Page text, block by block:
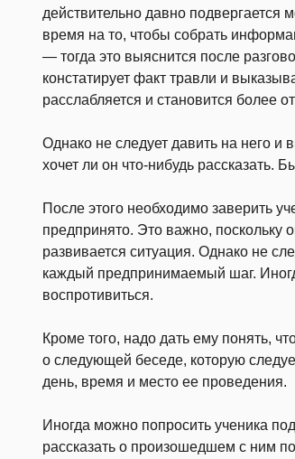
действительно давно подвергается
время на то, чтобы собрать
— тогда это выяснится после
констатирует факт травли и
расслабляется и становится более
Однако не следует давить на него
хочет ли он что-нибудь рас­сказать.
После этого необходимо заверить
предпринято. Это важно, по­скольку
развивается ситуация. Однако не
каждый предпринимаемый шаг.
воспротивиться.
Кроме того, надо дать ему понять,
о следующей беседе, которую
день, время и место ее проведения.
Иногда можно попросить ученика
рассказать о произо­шедшем с ним